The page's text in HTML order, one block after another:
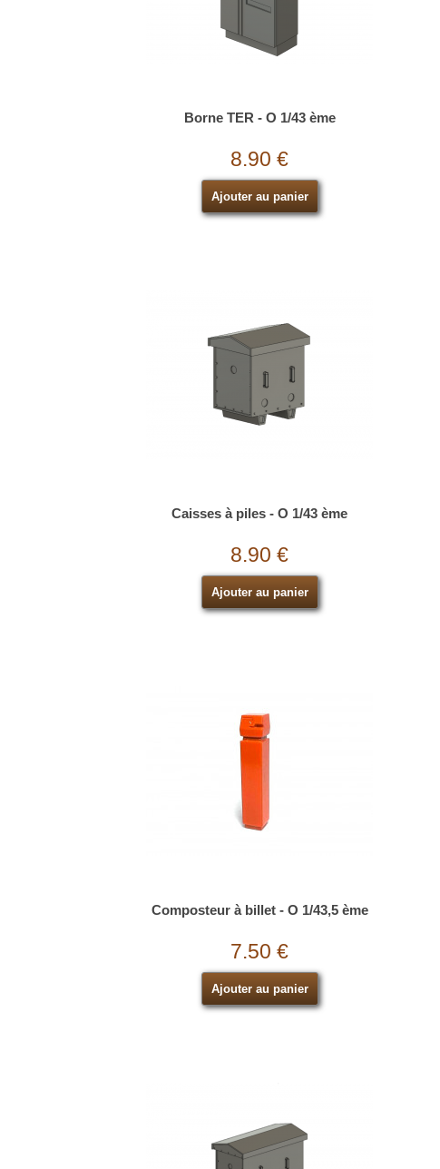
Borne TER - O 1/43 ème
8.90 €
Ajouter au panier
Caisses à piles - O 1/43 ème
8.90 €
Ajouter au panier
Composteur à billet - O 1/43,5 ème
7.50 €
Ajouter au panier